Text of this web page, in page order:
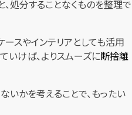
処分することなくものを整理で
ースやインテリアとしても活用
いけば、よりスムーズに断捨離
いかを考えることで、もったい